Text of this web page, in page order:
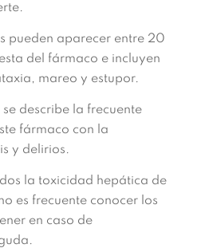
pueden aparecer entre 20
del fármaco e incluyen
mareo y estupor.
se describe la frecuente
fármaco con la
y delirios.
la toxicidad hepática de
es frecuente conocer los
en caso de